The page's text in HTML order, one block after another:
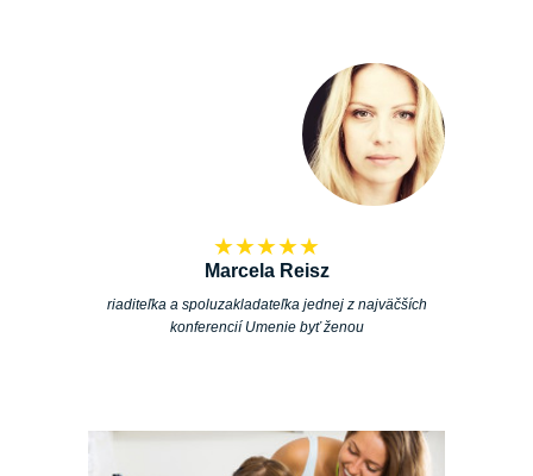
★★★★★
Marcela Reisz
riaditeľka a spoluzakladateľka jednej z najväčších
konferencií Umenie byť ženou